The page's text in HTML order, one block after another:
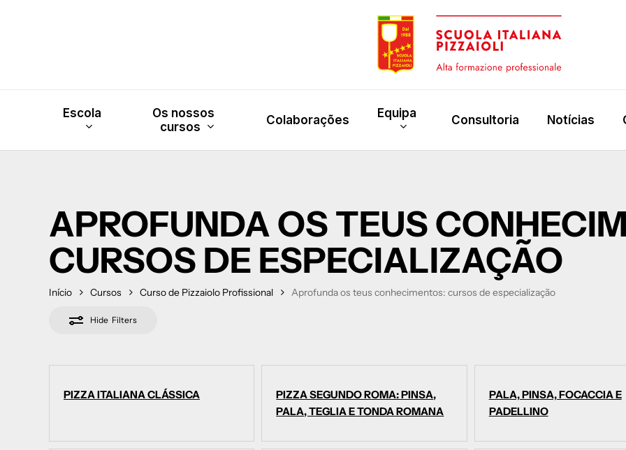
Escola
Os nossos
cursos
Colaborações Equipa Consultoria Notícias
APROFUNDA OS TEUS
CURSOS DE ESPECIALIZAÇÃO
Início Cursos Curso de Pizzaiolo Profissional Aprofunda os teus conhecimentos: cursos de especialização
Hide Filters
PIZZA ITALIANA CLÁSSICA
PIZZA SEGUNDO ROMA: PINSA,
PALA, TEGLIA E TONDA ROMANA
PALA, PINSA, FOCACCIA E
PADELLINO